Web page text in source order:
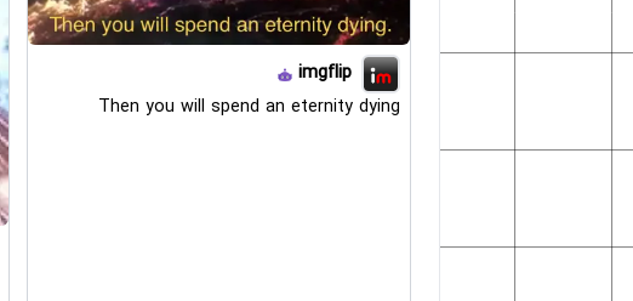
imgflip
Then you will spend an eternity dying